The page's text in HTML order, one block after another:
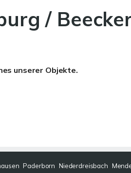
/
unserer Objekte.
Paderborn Niederdreisbach